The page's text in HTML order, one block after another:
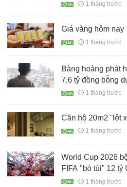
1 tháng trước
Giá vàng hôm nay
1 tháng trước
Bàng hoàng phát
7,6 tỷ đồng bỗng
sau 3 năm chờ đợi
1 tháng trước
Căn hộ 20m2 "lột
1 tháng trước
World Cup 2026
FIFA "bỏ túi" 12 tỷ
1 tháng trước